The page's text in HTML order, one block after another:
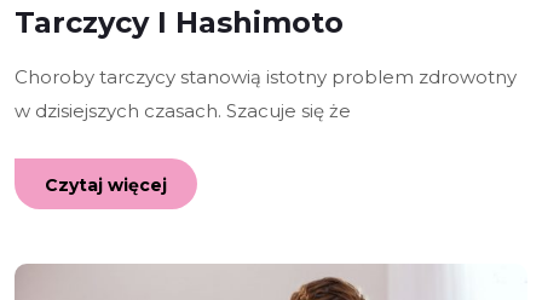
Tarczycy I Hashimoto
Choroby tarczycy stanowią istotny problem zdrowotny
w dzisiejszych czasach. Szacuje się że
Czytaj więcej